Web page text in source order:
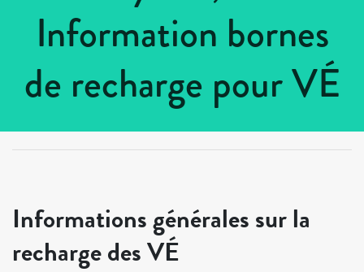
Information bornes
de recharge pour VÉ
États-Unis > Texas
Informations générales sur la
recharge des VÉ